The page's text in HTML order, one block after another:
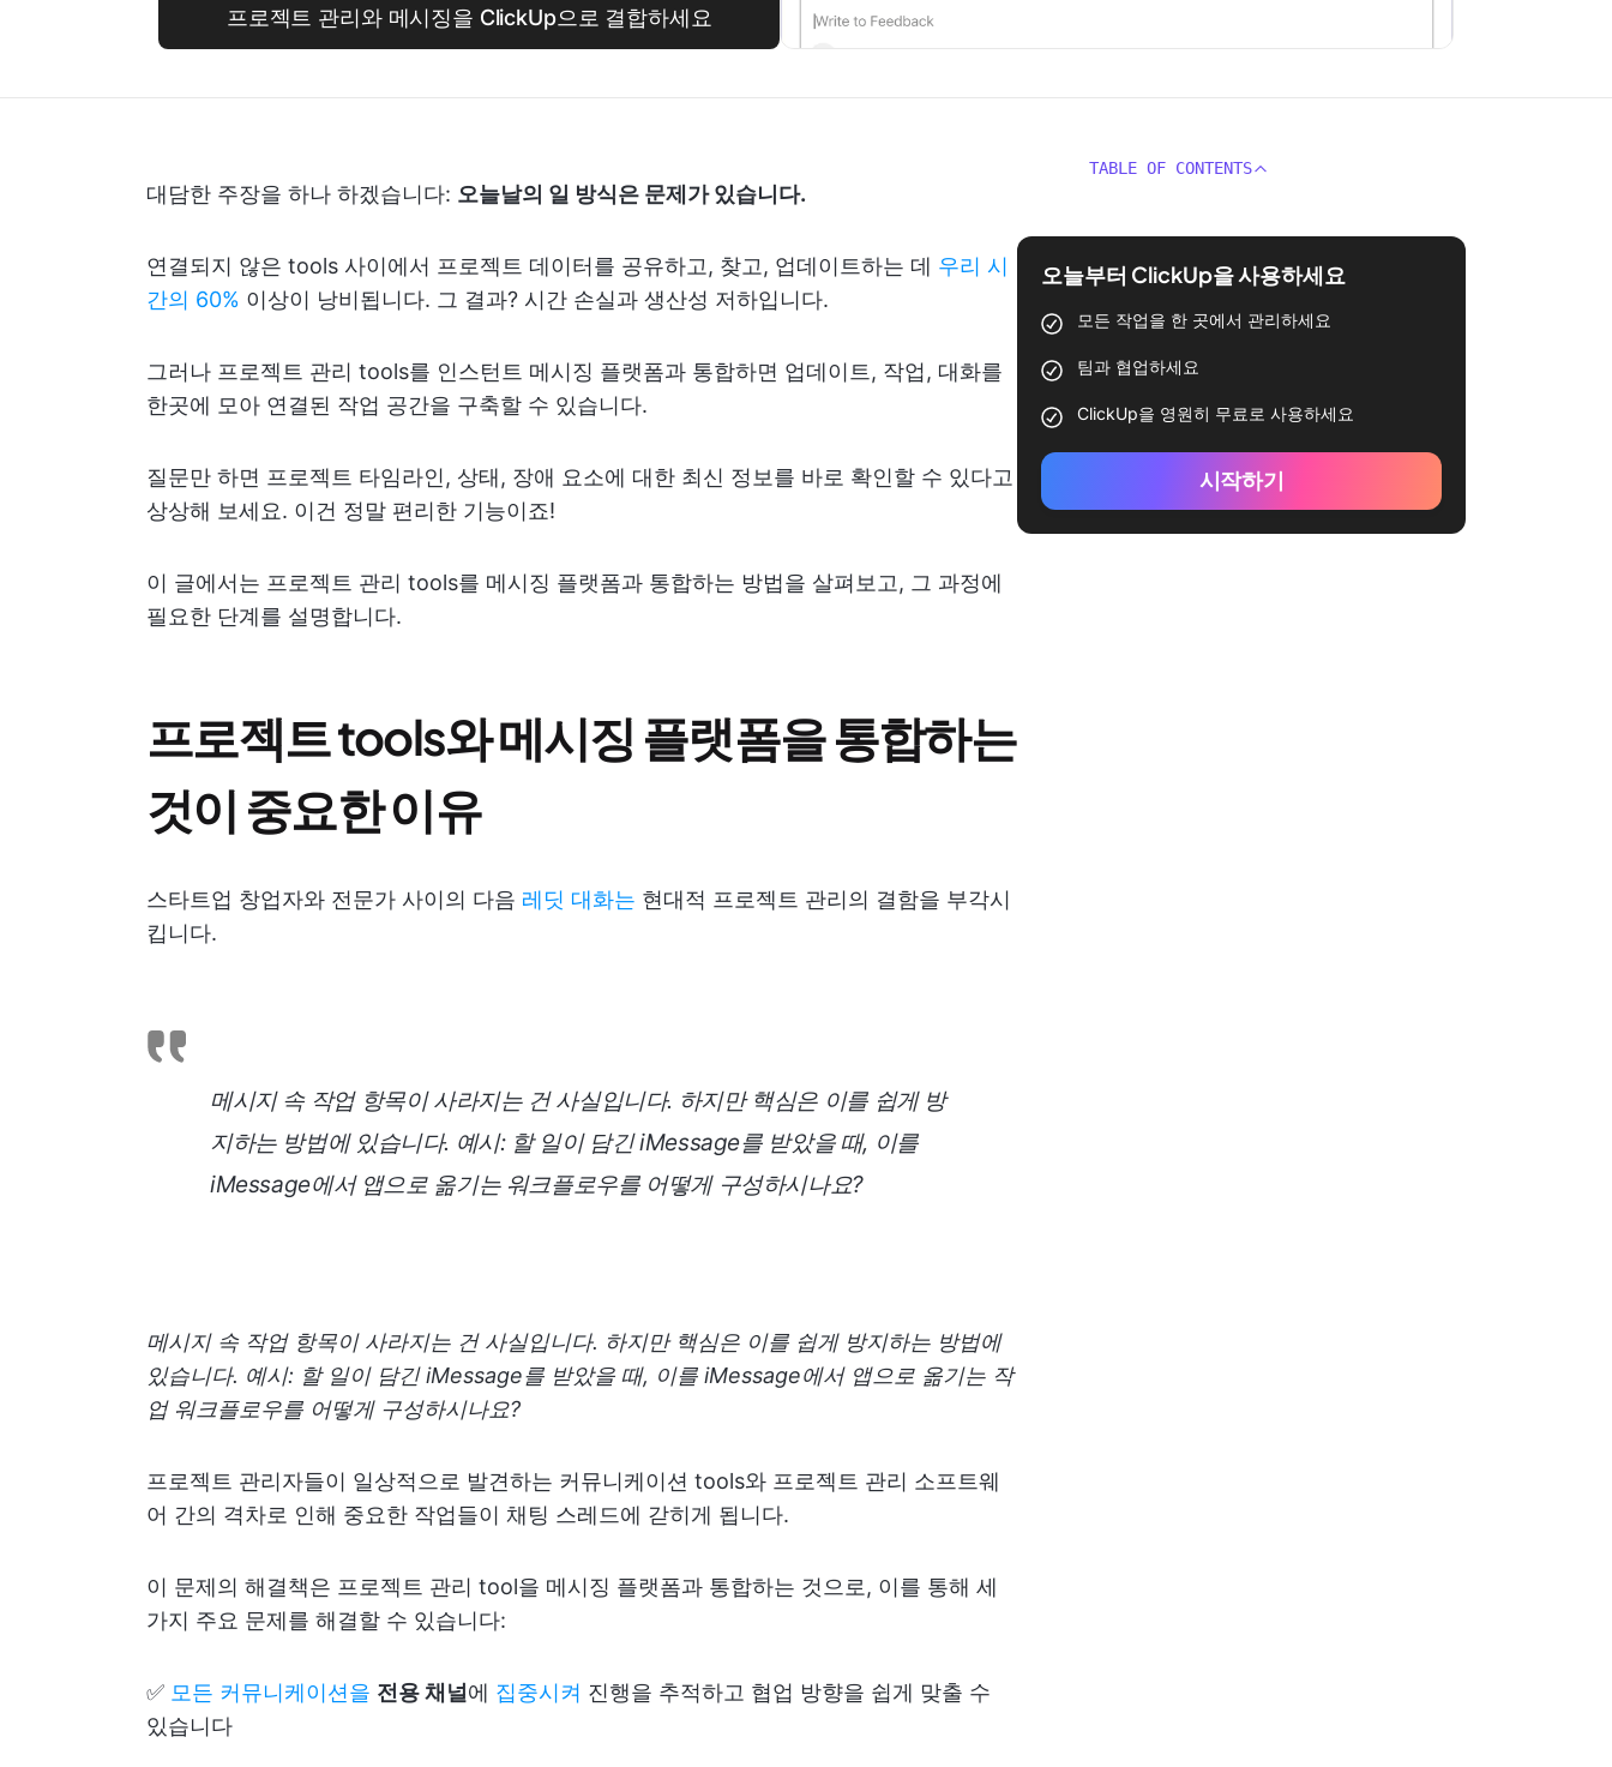
프로젝트 관리와 메시징을 ClickUp으로 결합하세요
대담한 주장을 하나 하겠습니다: 오늘날의 일 방식은 문제가 있습니다.
연결되지 않은 tools 사이에서 프로젝트 데이터를 공유하고, 찾고, 업데이트하는 데 우리 시
간의 60% 이상이 낭비됩니다. 그 결과? 시간 손실과 생산성 저하입니다.
그러나 프로젝트 관리 tools를 인스턴트 메시징 플랫폼과 통합하면 업데이트, 작업, 대화를
한곳에 모아 연결된 작업 공간을 구축할 수 있습니다.
질문만 하면 프로젝트 타임라인, 상태, 장애 요소에 대한 최신 정보를 바로 확인할 수 있다고
상상해 보세요. 이건 정말 편리한 기능이죠!
이 글에서는 프로젝트 관리 tools를 메시징 플랫폼과 통합하는 방법을 살펴보고, 그 과정에
필요한 단계를 설명합니다.
프로젝트 tools와 메시징 플랫폼을 통합하는
것이 중요한 이유
스타트업 창업자와 전문가 사이의 다음 레딧 대화는 현대적 프로젝트 관리의 결함을 부각시
킵니다.
메시지 속 작업 항목이 사라지는 건 사실입니다. 하지만 핵심은 이를 쉽게 방
지하는 방법에 있습니다. 예시: 할 일이 담긴 iMessage를 받았을 때, 이를
iMessage에서 앱으로 옮기는 워크플로우를 어떻게 구성하시나요?
메시지 속 작업 항목이 사라지는 건 사실입니다. 하지만 핵심은 이를 쉽게 방지하는 방법에
있습니다. 예시: 할 일이 담긴 iMessage를 받았을 때, 이를 iMessage에서 앱으로 옮기는 작
업 워크플로우를 어떻게 구성하시나요?
프로젝트 관리자들이 일상적으로 발견하는 커뮤니케이션 tools와 프로젝트 관리 소프트웨
어 간의 격차로 인해 중요한 작업들이 채팅 스레드에 갇히게 됩니다.
이 문제의 해결책은 프로젝트 관리 tool을 메시징 플랫폼과 통합하는 것으로, 이를 통해 세
가지 주요 문제를 해결할 수 있습니다:
✅ 모든 커뮤니케이션을 전용 채널 에 집중시켜 진행을 추적하고 협업 방향을 쉽게 맞출 수
있습니다
TABLE OF CONTENTS
오늘부터 ClickUp을 사용하세요
모든 작업을 한 곳에서 관리하세요
팀과 협업하세요
ClickUp을 영원히 무료로 사용하세요
시작하기